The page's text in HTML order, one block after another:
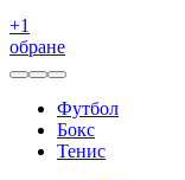
+1
обране
Футбол
Бокс
Тенис